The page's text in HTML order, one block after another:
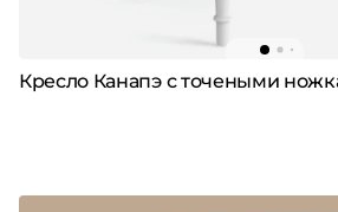
Кресло Канапэ с точеными